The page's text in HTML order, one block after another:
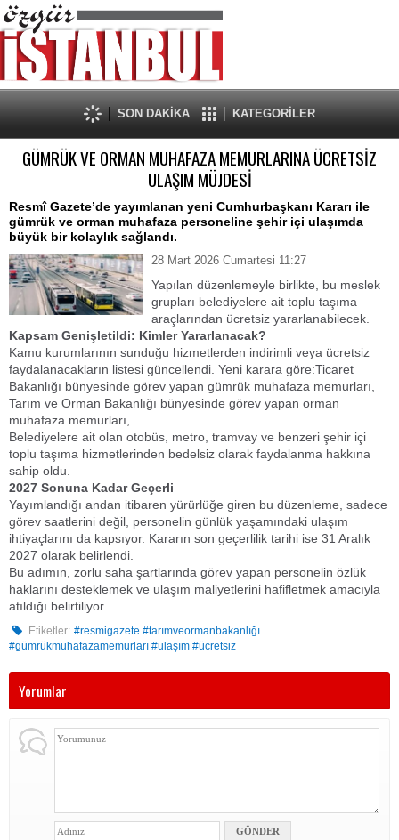
SON DAKİKA KATEGORİLER
GÜMRÜK VE ORMAN MUHAFAZA MEMURLARINA ÜCRETSİZ
ULAŞIM MÜJDESİ
​Resmî Gazete’de yayımlanan yeni Cumhurbaşkanı Kararı ile
gümrük ve orman muhafaza personeline şehir içi ulaşımda
büyük bir kolaylık sağlandı.
28 Mart 2026 Cumartesi 11:27
Yapılan düzenlemeyle birlikte, bu meslek
grupları belediyelere ait toplu taşıma
araçlarından ücretsiz yararlanabilecek.
​Kapsam Genişletildi: Kimler Yararlanacak?
​Kamu kurumlarının sunduğu hizmetlerden indirimli veya ücretsiz
faydalanacakların listesi güncellendi. Yeni karara göre:​Ticaret
Bakanlığı bünyesinde görev yapan gümrük muhafaza memurları,
​Tarım ve Orman Bakanlığı bünyesinde görev yapan orman
muhafaza memurları,
​Belediyelere ait olan otobüs, metro, tramvay ve benzeri şehir içi
toplu taşıma hizmetlerinden bedelsiz olarak faydalanma hakkına
sahip oldu.
​2027 Sonuna Kadar Geçerli
​Yayımlandığı andan itibaren yürürlüğe giren bu düzenleme, sadece
görev saatlerini değil, personelin günlük yaşamındaki ulaşım
ihtiyaçlarını da kapsıyor. Kararın son geçerlilik tarihi ise 31 Aralık
2027 olarak belirlendi.
​Bu adımın, zorlu saha şartlarında görev yapan personelin özlük
haklarını desteklemek ve ulaşım maliyetlerini hafifletmek amacıyla
atıldığı belirtiliyor.
Etiketler: #resmigazete #tarımveormanbakanlığı
#gümrükmuhafazamemurları #ulaşım #ücretsiz
Yorumlar